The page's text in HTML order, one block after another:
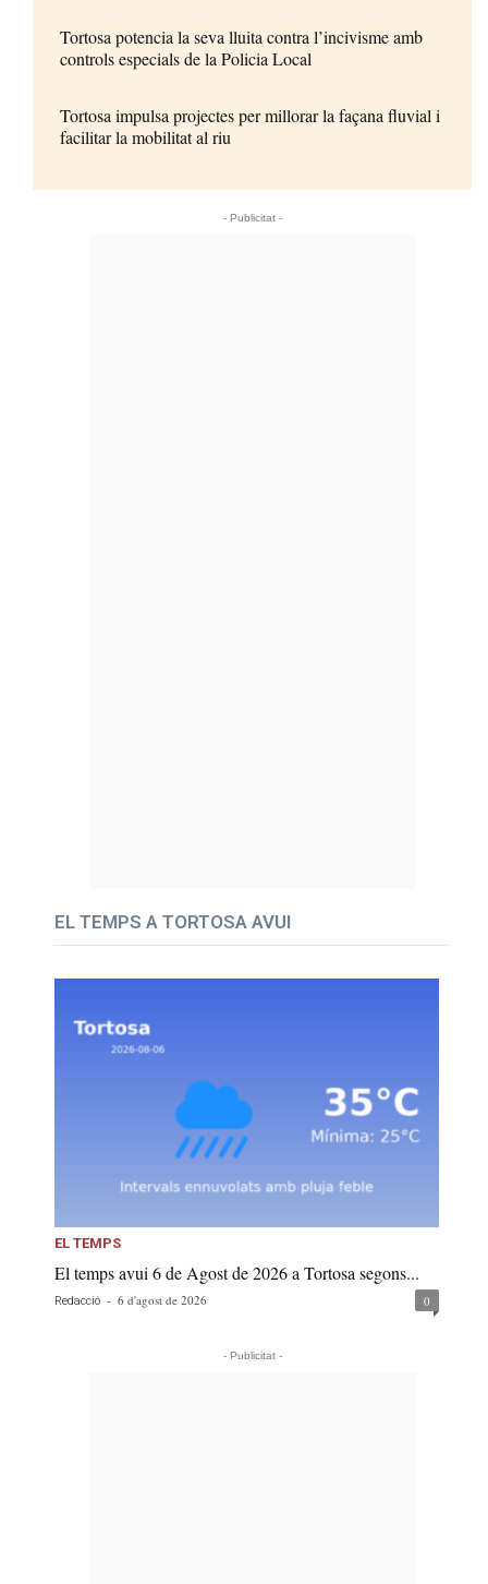
Tortosa potencia la seva lluita contra l’incivisme amb
controls especials de la Policia Local
Tortosa impulsa projectes per millorar la façana fluvial i
facilitar la mobilitat al riu
- Publicitat -
EL TEMPS A TORTOSA AVUI
EL TEMPS
El temps avui 6 de Agost de 2026 a Tortosa segons...
Redacció - 6 d'agost de 2026 0
- Publicitat -